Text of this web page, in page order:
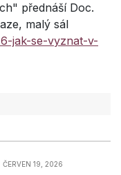
přednáší Doc.
malý sál
jak-se-vyznat-v-
ČERVEN 19, 2026